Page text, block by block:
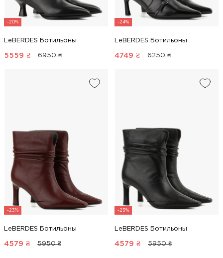
-20%
LeBERDES Ботильоны
5559 ₴ 6950 ₴
-24%
LeBERDES Ботильоны
4749 ₴ 6250 ₴
-23%
LeBERDES Ботильоны
4579 ₴ 5950 ₴
-23%
LeBERDES Ботильоны
4579 ₴ 5950 ₴